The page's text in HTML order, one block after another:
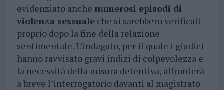
evidenziato anche numerosi episodi di
violenza sessualeche si sarebbero verificati
proprio dopo la fine della relazione
sentimentale. L’indagato, per il quale i giudici
hanno ravvisato gravi indizi di colpevolezza e
la necessità della misura detentiva, affronterà
a breve l’interrogatorio davanti al magistrato